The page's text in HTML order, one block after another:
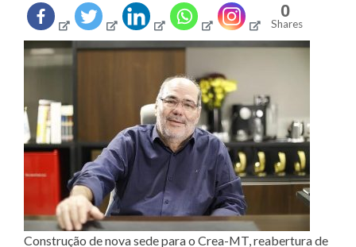
0
Shares
Construção de nova sede para o Crea-MT, reabertura de